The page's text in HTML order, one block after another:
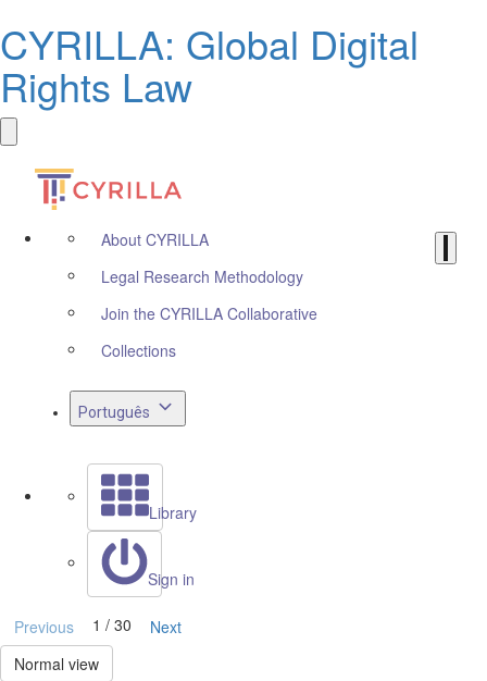
CYRILLA: Global Digital
Rights Law
About CYRILLA
Legal Research Methodology
Join the CYRILLA Collaborative
Collections
Português
Library
Sign in
Previous 1 / 30
Next
Normal view